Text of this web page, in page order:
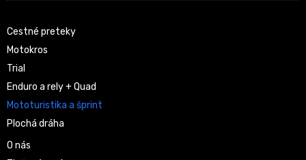
Cestné preteky
Motokros
Trial
Enduro a rely + Quad
Mototuristika a šprint
Plochá dráha
O nás